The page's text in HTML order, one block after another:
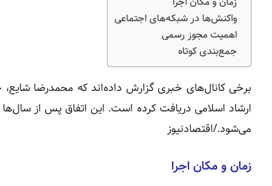
واکنش‌ها در شبکه‌های اجتماعی
اهمیت مجوز رسمی
جمع‌بندی کوتاه
برخی کانال‌های خبری گزارش داده‌اند که محمدرضا شایع،
ارشاد اسلامی دریافت کرده است. این اتفاق پس از
می‌شود./اقتصادنیوز
زمان و مکان اجرا